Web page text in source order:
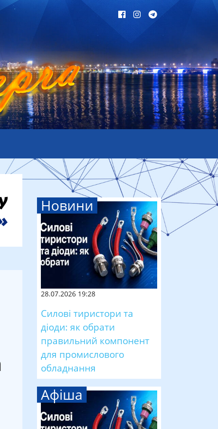
Новини
28.07.2026 19:28
Силові тиристори та
діоди: як обрати
правильний компонент
для промислового
обладнання
Афіша